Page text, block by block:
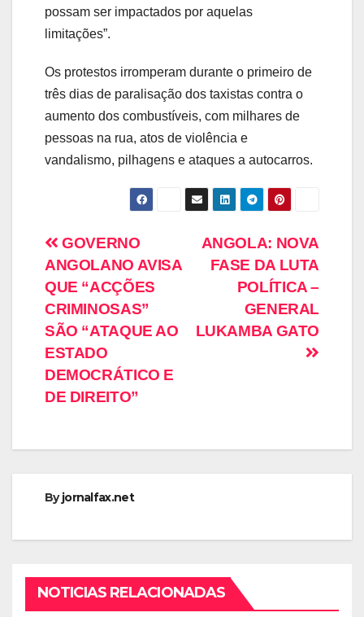
possam ser impactados por aquelas
limitações”.
Os protestos irromperam durante o primeiro de
três dias de paralisação dos taxistas contra o
aumento dos combustíveis, com milhares de
pessoas na rua, atos de violência e
vandalismo, pilhagens e ataques a autocarros.
ANGOLA: NOVA
FASE DA LUTA
POLÍTICA –
GENERAL
LUKAMBA GATO
GOVERNO
ANGOLANO AVISA
QUE “ACÇÕES
CRIMINOSAS”
SÃO “ATAQUE AO
ESTADO
DEMOCRÁTICO E
DE DIREITO”
Byjornalfax.net
NOTICIAS RELACIONADAS